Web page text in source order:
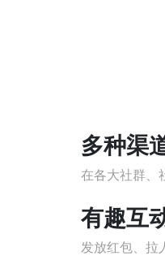
多种渠
在各大社群、
有趣互
发放红包、拉